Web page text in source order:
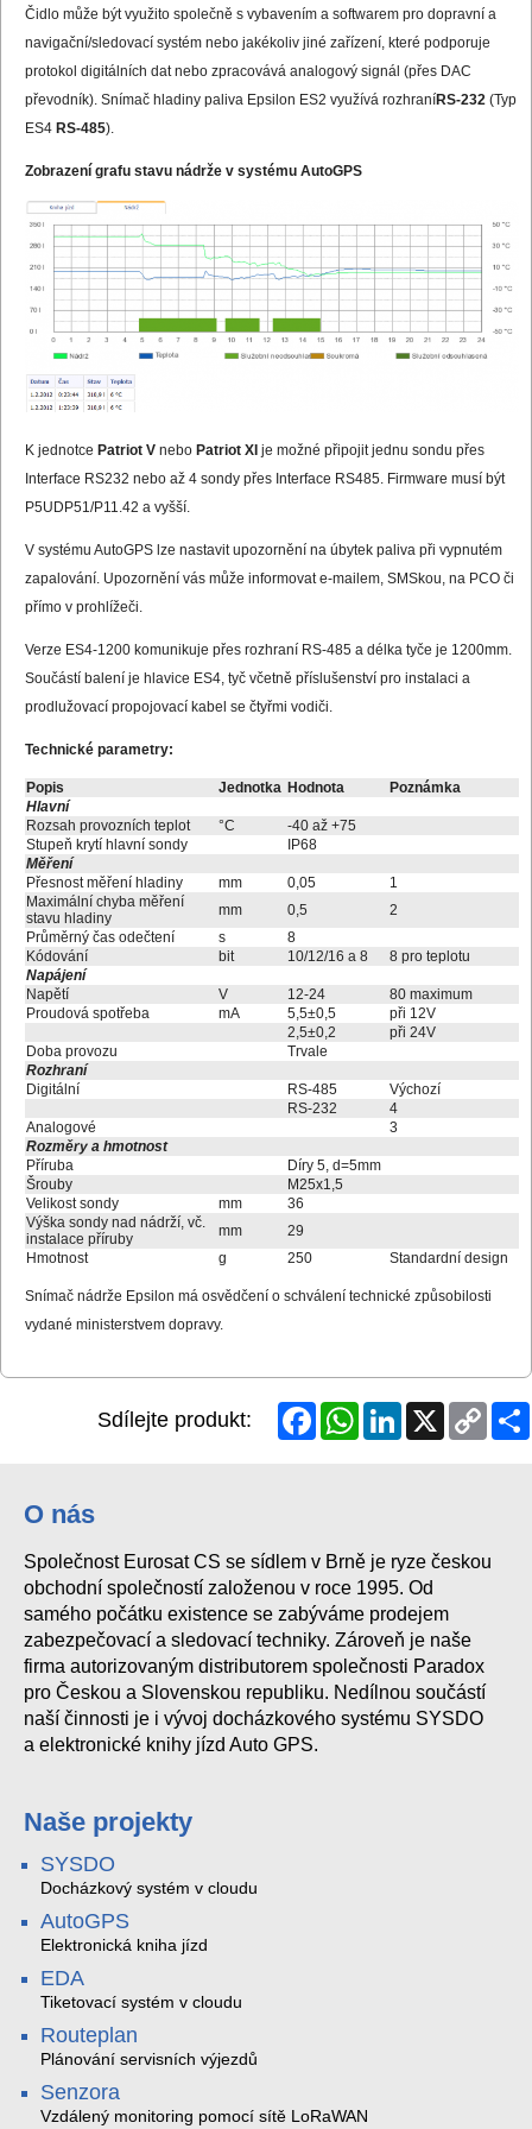
Čidlo může být využito společně s vybavením a softwarem pro dopravní a
navigační/sledovací systém nebo jakékoliv jiné zařízení, které podporuje
protokol digitálních dat nebo zpracovává analogový signál (přes DAC
převodník). Snímač hladiny paliva Epsilon ES2 využívá rozhraníRS-232 (Typ
ES4 RS-485).
Zobrazení grafu stavu nádrže v systému AutoGPS
K jednotce Patriot V nebo Patriot XI je možné připojit jednu sondu přes
Interface RS232 nebo až 4 sondy přes Interface RS485. Firmware musí být
P5UDP51/P11.42 a vyšší.
V systému AutoGPS lze nastavit upozornění na úbytek paliva při vypnutém
zapalování. Upozornění vás může informovat e-mailem, SMSkou, na PCO či
přímo v prohlížeči.
Verze ES4-1200 komunikuje přes rozhraní RS-485 a délka tyče je 1200mm.
Součástí balení je hlavice ES4, tyč včetně příslušenství pro instalaci a
prodlužovací propojovací kabel se čtyřmi vodiči.
Technické parametry:
Popis Jednotka Hodnota
Poznámka
Hlavní
Rozsah provozních teplot
°C
-40 až +75
Stupeň krytí hlavní sondy
IP68
Měření
Přesnost měření hladiny
mm 0,05
1
Maximální chyba měření
stavu hladiny
mm 0,5
2
Průměrný čas odečtení
s
8
Kódování
bit 10/12/16 a 8
8 pro teplotu
Napájení
Napětí
V 12-24
80 maximum
Proudová spotřeba
mA 5,5±0,5
při 12V
2,5±0,2
při 24V
Doba provozu
Trvale
Rozhraní
Digitální
RS-485
Výchozí
RS-232
4
Analogové
3
Rozměry a hmotnost
Příruba
Díry 5, d=5mm
Šrouby
M25x1,5
Velikost sondy
mm
36
Výška sondy nad nádrží, vč.
instalace příruby
mm
29
Hmotnost
g 250 Standardní design
Snímač nádrže Epsilon má osvědčení o schválení technické způsobilosti
vydané ministerstvem dopravy.
Sdílejte produkt: FacebookWhatsAppLinkedInX
Copy
Link
O nás
Společnost Eurosat CS se sídlem v Brně je ryze českou
obchodní společností založenou v roce 1995. Od
samého počátku existence se zabýváme prodejem
zabezpečovací a sledovací techniky. Zároveň je naše
firma autorizovaným distributorem společnosti Paradox
pro Českou a Slovenskou republiku. Nedílnou součástí
naší činnosti je i vývoj docházkového systému SYSDO
a elektronické knihy jízd Auto GPS.
Naše projekty
SYSDO
Docházkový systém v cloudu
AutoGPS
Elektronická kniha jízd
EDA
Tiketovací systém v cloudu
Routeplan
Plánování servisních výjezdů
Senzora
Vzdálený monitoring pomocí sítě LoRaWAN